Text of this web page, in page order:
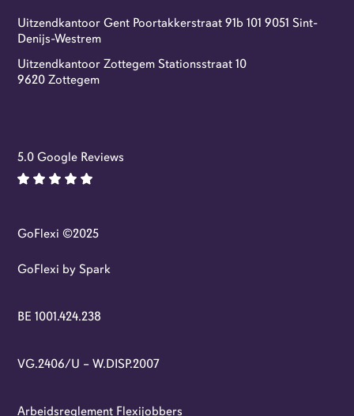
GoFlexi portaal
Flexi-jobs
Uitzendkantoor Gent Poortakkerstraat 91b 101 9051 Sint-
Denijs-Westrem
Uitzendkantoor Zottegem Stationsstraat 10
9620 Zottegem
5.0 Google Reviews
GoFlexi ©2025
GoFlexi by Spark
BE 1001.424.238
VG.2406/U – W.DISP.2007
Arbeidsreglement Flexijobbers